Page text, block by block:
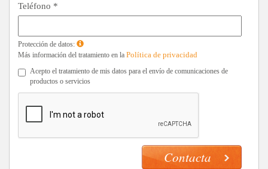
Teléfono *
Protección de datos:
Más información del tratamiento en la Política de privacidad
Acepto el tratamiento de mis datos para el envío de comunicaciones de
productos o servicios